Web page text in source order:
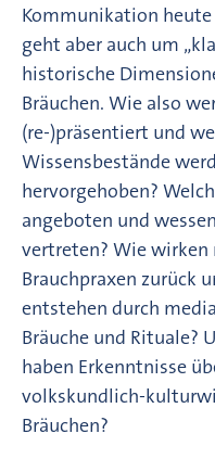
Kommunikation heute
geht aber auch um
historische
Bräuchen. Wie also
(re-)präsentiert und
Wissensbestände
hervorgehoben?
angeboten und
vertreten? Wie
Brauchpraxen zurück
entstehen durch
Bräuche und Rituale?
haben Erkenntnisse
volkskundlich-
Bräuchen?